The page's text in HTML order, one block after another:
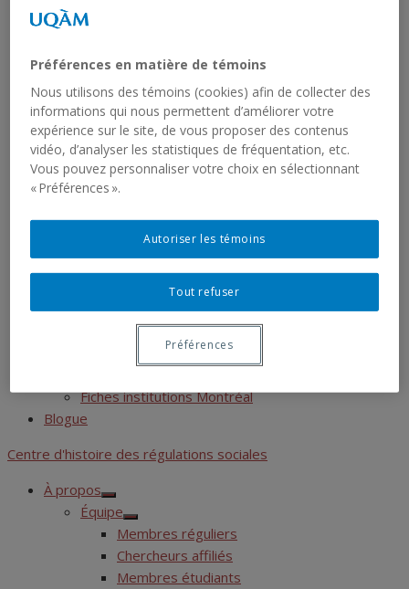
Thèses en cours
Postdoctorats
Activités scientifiques
Ressources
SIRS
Liste des jeux de données
Liste des rapports sériels
Présentation
Bulletins
Numéros
Autres publications du RCHTQ
Cyberexposition : Déjouer la fatalité
Réseau institutionnel
Fiches institutions Montréal
Blogue
Centre d'histoire des régulations sociales
À propos
Show
sub
menu
Équipe
Show
sub
menu
Membres réguliers
Chercheurs affiliés
Membres étudiants
Préférences en matière de témoins
Nous utilisons des témoins (cookies) afin de collecter des
informations qui nous permettent d’améliorer votre
expérience sur le site, de vous proposer des contenus
vidéo, d’analyser les statistiques de fréquentation, etc.
Vous pouvez personnaliser votre choix en sélectionnant
« Préférences ».
Tout refuser
Autoriser les témoins
Préférences